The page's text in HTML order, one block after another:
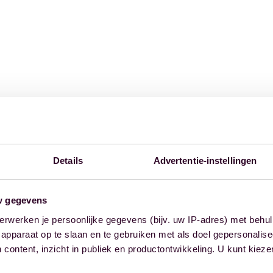
Details Advertentie-instellingen
gegevens
je persoonlijke gegevens (bijv. uw IP-adres) met
op te slaan en te gebruiken met als doel
content, inzicht in publiek en productontwikkeling. U kunt